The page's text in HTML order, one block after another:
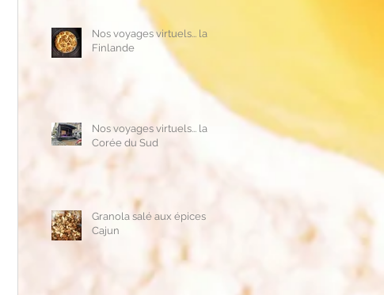
Nos voyages virtuels... la
Finlande
Nos voyages virtuels... la
Corée du Sud
Granola salé aux épices
Cajun